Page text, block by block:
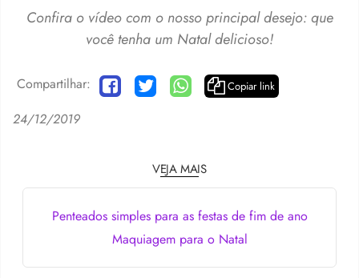
Confira o vídeo com o nosso principal desejo: que
você tenha um Natal delicioso!
Compartilhar: Copiar link
24/12/2019
VEJA MAIS
Penteados simples para as festas de fim de ano
Maquiagem para o Natal